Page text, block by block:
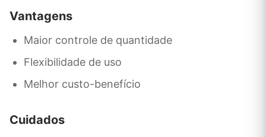
Vantagens
Maior controle de quantidade
Flexibilidade de uso
Melhor custo-benefício
Cuidados